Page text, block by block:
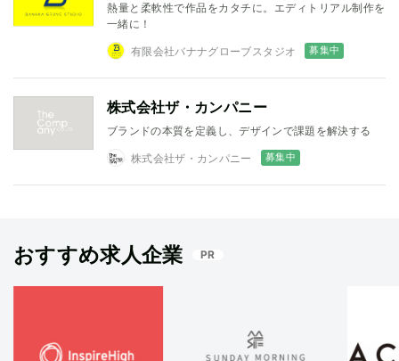
熱量と柔軟性で作品をカタチに。エディトリアル制作を
一緒に！
有限会社バナナグローブスタジオ 募集中
株式会社ザ・カンパニー
ブランドの本質を定義し、デザインで課題を解決する
株式会社ザ・カンパニー 募集中
おすすめ求人企業 PR